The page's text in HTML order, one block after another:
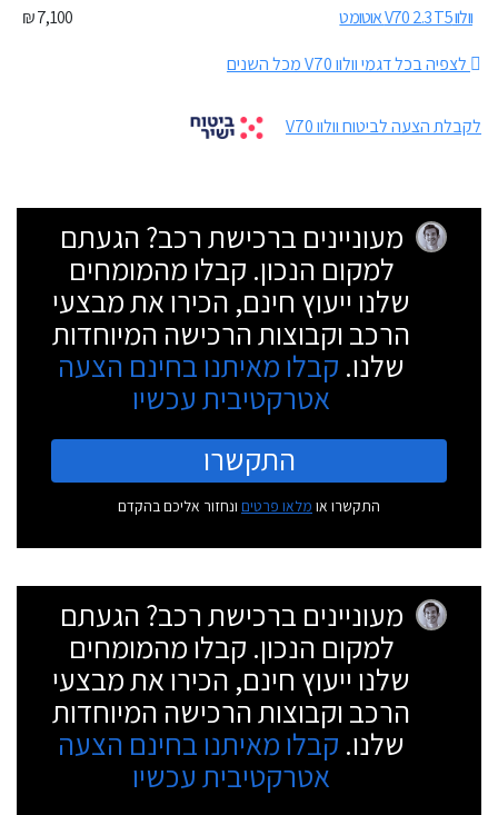
וולוו V70 2.3 T5 אוטומט
7,100 ₪
לצפיה בכל דגמי וולוו V70 מכל השנים
לקבלת הצעה לביטוח וולוו V70
מעוניינים ברכישת רכב? הגעתם
למקום הנכון. קבלו מהמומחים
שלנו ייעוץ חינם, הכירו את מבצעי
הרכב וקבוצות הרכישה המיוחדות
שלנו. קבלו מאיתנו בחינם הצעה
אטרקטיבית עכשיו
התקשרו
התקשרו או מלאו פרטים ונחזור אליכם בהקדם
מעוניינים ברכישת רכב? הגעתם
למקום הנכון. קבלו מהמומחים
שלנו ייעוץ חינם, הכירו את מבצעי
הרכב וקבוצות הרכישה המיוחדות
שלנו. קבלו מאיתנו בחינם הצעה
אטרקטיבית עכשיו